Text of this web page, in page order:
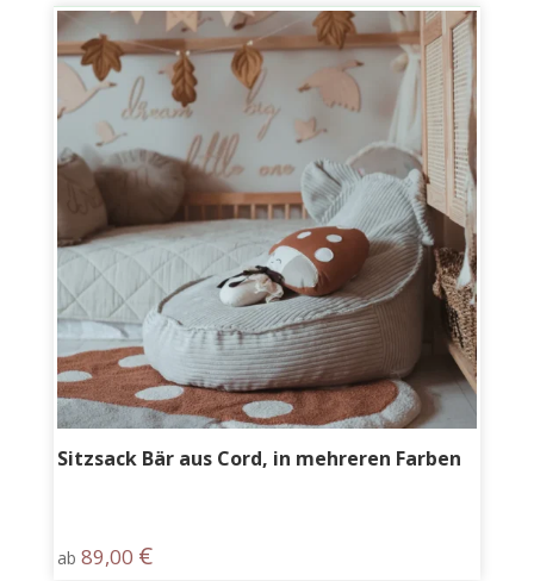
Sitzsack Bär aus Cord, in mehreren Farben
ab89,00 €